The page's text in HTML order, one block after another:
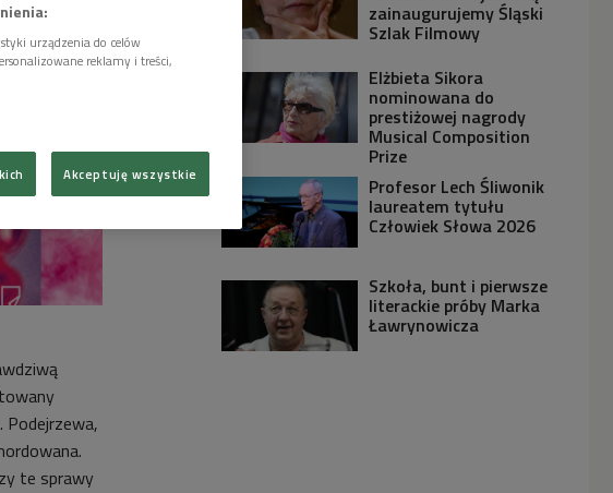
Podejrzewa,
te sprawy
zainaugurujemy Śląski
Szlak Filmowy
Elżbieta Sikora
nominowana do
prestiżowej nagrody
Musical Composition
Prize
Profesor Lech Śliwonik
laureatem tytułu
Człowiek Słowa 2026
Szkoła, bunt i pierwsze
literackie próby Marka
Ławrynowicza
urządzenia do celów
reklamy i treści,
Akceptuję wszystkie